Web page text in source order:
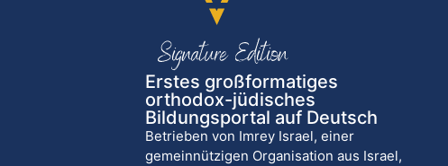
Erstes großformatiges
orthodox-jüdisches
Bildungsportal auf Deutsch
Betrieben von Imrey Israel, einer
gemeinnützigen Organisation aus Israel,